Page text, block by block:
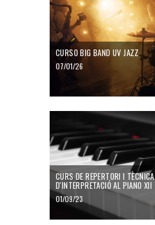
CURSO BIG BAND UV JAZZ
07/01/26
CURS DE REPERTORI I TÈCNICA
D'INTERPRETACIÓ AL PIANO XII
01/09/23